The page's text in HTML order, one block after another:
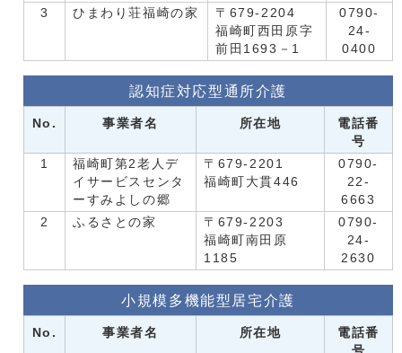
3
ひまわり荘福崎の家
〒679-2204
福崎町西田原字
前田1693－1
0790-
24-
0400
認知症対応型通所介護
No. 事業者名 所在地
電話番
号
1
福崎町第2老人デ
イサービスセンタ
ーすみよしの郷
〒679-2201
福崎町大貫446
0790-
22-
6663
2
ふるさとの家
〒679-2203
福崎町南田原
1185
0790-
24-
2630
小規模多機能型居宅介護
No. 事業者名 所在地
電話番